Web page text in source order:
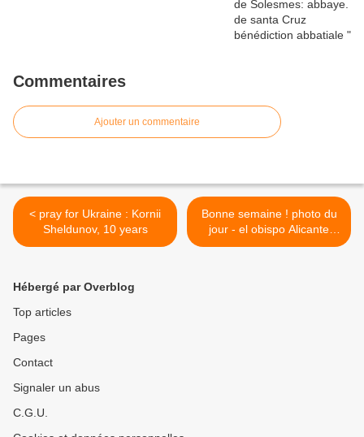
Commentaires
Ajouter un commentaire
< pray for Ukraine : Kornii
Sheldunov, 10 years
Bonne semaine ! photo du
jour - el obispo Alicante
Orihuela Espana . Mgr José
Hébergé par Overblog
Top articles
Pages
Contact
Signaler un abus
C.G.U.